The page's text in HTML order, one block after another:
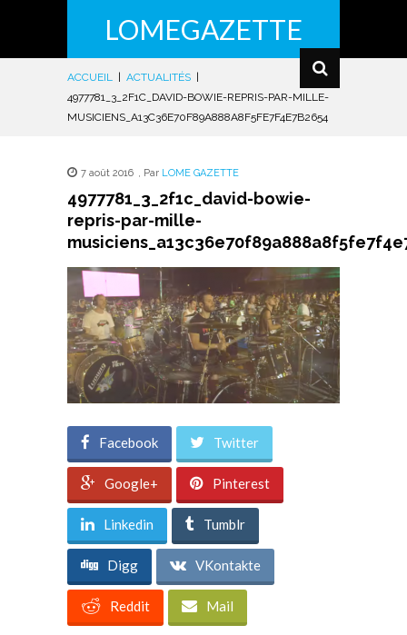
LOMEGAZETTE
ACCUEIL ACTUALITÉS
4977781_3_2F1C_DAVID-BOWIE-REPRIS-PAR-MILLE-
MUSICIENS_A13C36E70F89A888A8F5FE7F4E7B2654
7 août 2016 , Par LOME GAZETTE
4977781_3_2f1c_david-bowie-
repris-par-mille-
Facebook Twitter
Google+ Pinterest
Linkedin Tumblr
Digg VKontakte
Reddit Mail